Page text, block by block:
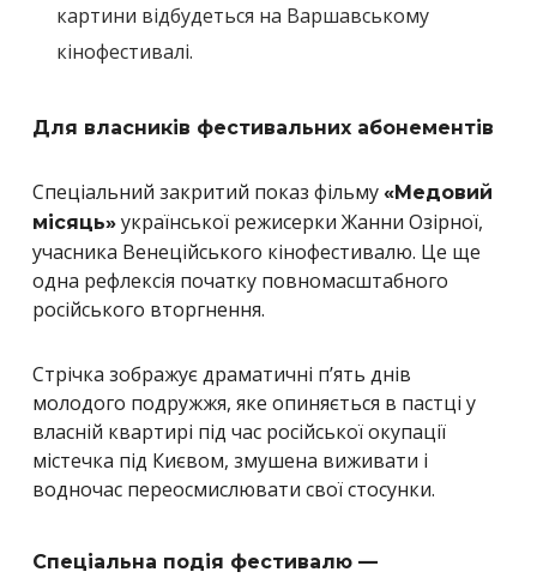
картини відбудеться на Варшавському
кінофестивалі.
Для власників фестивальних абонементів
Спеціальний закритий показ фільму «Медовий
місяць» української режисерки Жанни Озірної,
учасника Венеційського кінофестивалю. Це ще
одна рефлексія початку повномасштабного
російського вторгнення.
Стрічка зображує драматичні п’ять днів
молодого подружжя, яке опиняється в пастці у
власній квартирі під час російської окупації
містечка під Києвом, змушена виживати і
водночас переосмислювати свої стосунки.
Спеціальна подія фестивалю —